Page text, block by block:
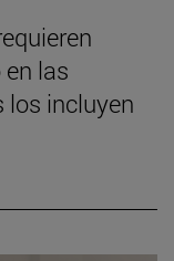
las
los incluyen